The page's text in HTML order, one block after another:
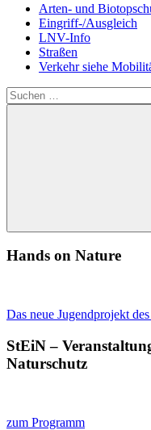
Arten- und
Eingriff-/Ausgleich
LNV-Info
Straßen
Verkehr siehe
Suchen
nach:
Hands on Nature
Das neue Jugendprojekt
StEiN –
Naturschutz
zum Programm